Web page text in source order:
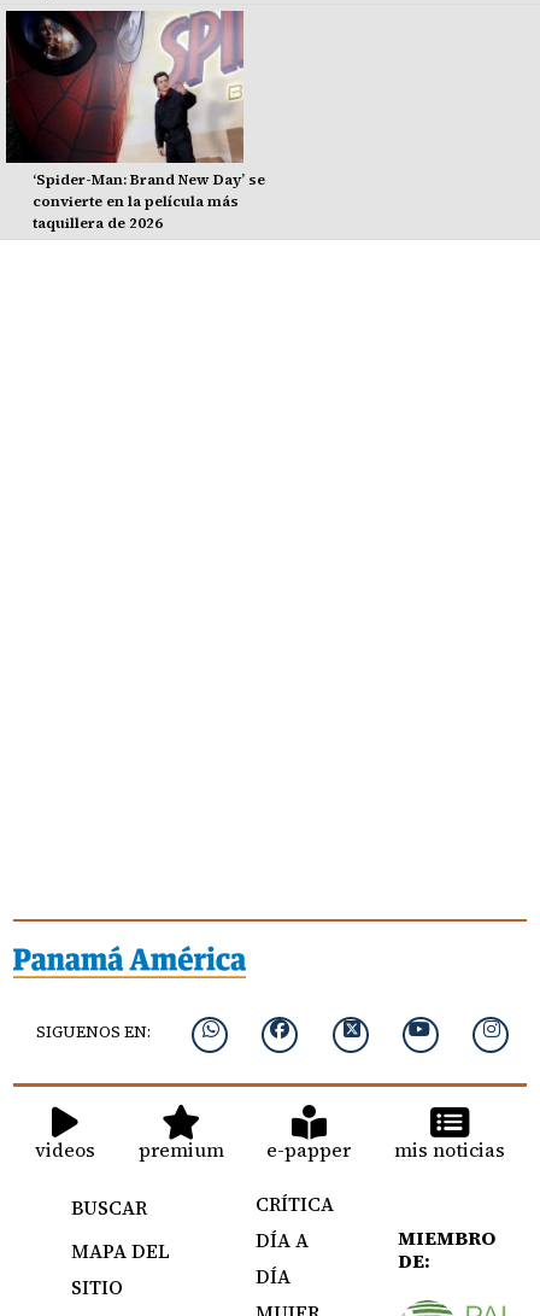
‘Spider-Man: Brand New Day’ se
convierte en la película más
taquillera de 2026
SIGUENOS EN:
videos premium e-papper mis noticias
BUSCAR
MAPA DEL
SITIO
CRÍTICA
DÍA A
DÍA
MIEMBRO
DE: